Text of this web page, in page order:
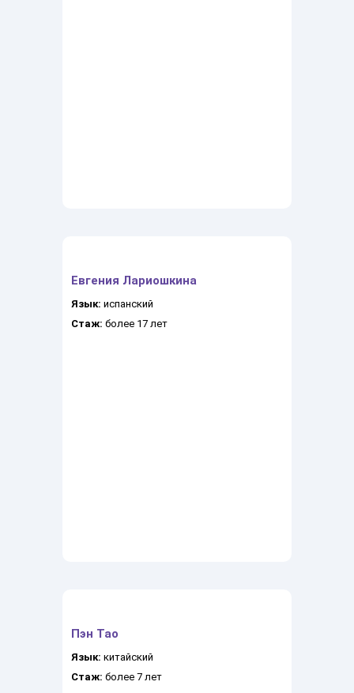
Евгения Лариошкина
Язык: испанский
Стаж: более 17 лет
Пэн Тао
Язык: китайский
Стаж: более 7 лет